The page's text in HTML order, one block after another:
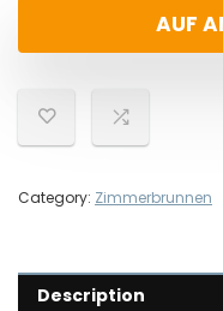
AUF
Category: Zimmerbrunnen
Description